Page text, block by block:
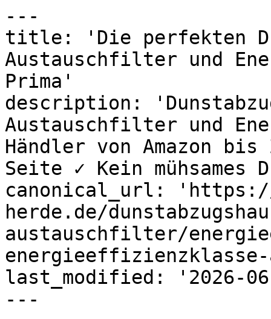
---
title: 'Die perfekten
Austauschfilter und
Prima'
description:
Austauschfilter und
Händler von Amazon
Seite ✓ Kein
canonical_url: 'https://
herde.de/
austauschfilter/
last_modified: '2026-
---